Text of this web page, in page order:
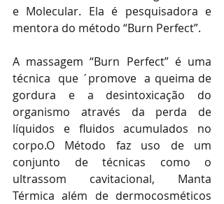
e Molecular. Ela é pesquisadora e
mentora do método “Burn Perfect”.
A massagem “Burn Perfect” é uma
técnica  que ´promove  a queima de
gordura e a desintoxicação do
organismo através da perda de
líquidos e fluidos acumulados no
corpo.O Método faz uso de um
conjunto de técnicas como o
ultrassom cavitacional, Manta
Térmica além de dermocosméticos